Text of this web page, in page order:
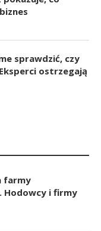
sprawdzić, czy
ostrzegają
farmy
i firmy